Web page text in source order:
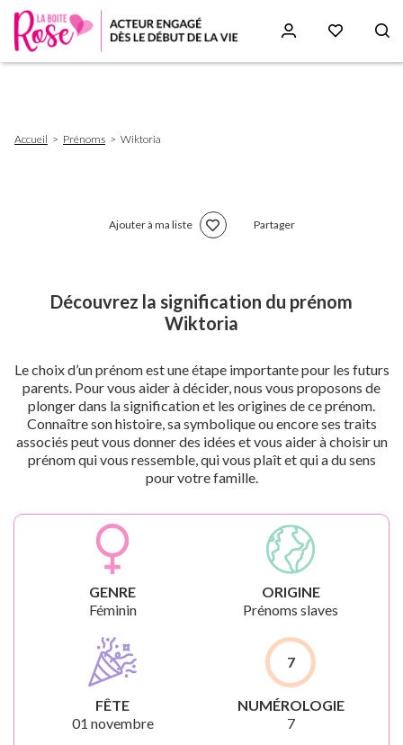
d'Ariane
Accueil Prénoms Wiktoria
Ajouter à ma liste Partager
Découvrez la signification du prénom
Wiktoria
Le choix d’un prénom est une étape importante pour les futurs
parents. Pour vous aider à décider, nous vous proposons de
plonger dans la signification et les origines de ce prénom.
Connaître son histoire, sa symbolique ou encore ses traits
associés peut vous donner des idées et vous aider à choisir un
prénom qui vous ressemble, qui vous plaît et qui a du sens
pour votre famille.
GENRE
Féminin
ORIGINE
Prénoms slaves
FÊTE
01 novembre
7
NUMÉROLOGIE
7